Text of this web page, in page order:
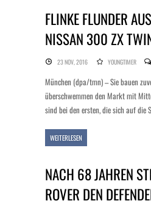
FLINKE FLUNDER
NISSAN 300 ZX
23 NOV, 2016 YOUNGTIMER
München (dpa/tmn) – Sie bauen
überschwemmen den Markt mit
sind bei den ersten, die sich auf die
WEITERLESEN
NACH 68 JAHREN
ROVER DEN